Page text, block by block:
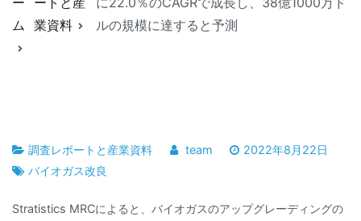
ム
業資料
ルの規模に達すると予測
調査レポートと産業資料 team
2022年8月22日
バイオガス改良
Stratistics MRCによると、バイオガスのアップグレーディングの